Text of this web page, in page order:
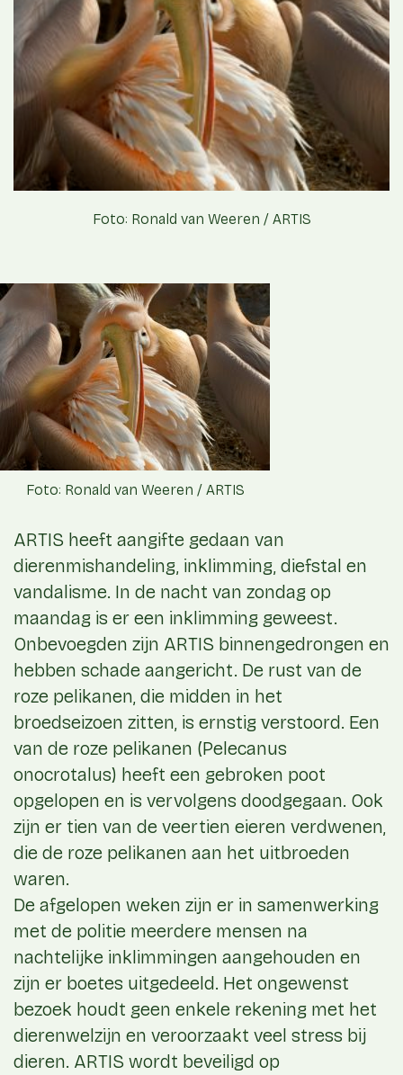
Foto: Ronald van Weeren / ARTIS
Foto: Ronald van Weeren / ARTIS
ARTIS heeft aangifte gedaan van
dierenmishandeling, inklimming, diefstal en
vandalisme. In de nacht van zondag op
maandag is er een inklimming geweest.
Onbevoegden zijn ARTIS binnengedrongen en
hebben schade aangericht. De rust van de
roze pelikanen, die midden in het
broedseizoen zitten, is ernstig verstoord. Een
van de roze pelikanen (Pelecanus
onocrotalus) heeft een gebroken poot
opgelopen en is vervolgens doodgegaan. Ook
zijn er tien van de veertien eieren verdwenen,
die de roze pelikanen aan het uitbroeden
waren.
De afgelopen weken zijn er in samenwerking
met de politie meerdere mensen na
nachtelijke inklimmingen aangehouden en
zijn er boetes uitgedeeld. Het ongewenst
bezoek houdt geen enkele rekening met het
dierenwelzijn en veroorzaakt veel stress bij
dieren. ARTIS wordt beveiligd op